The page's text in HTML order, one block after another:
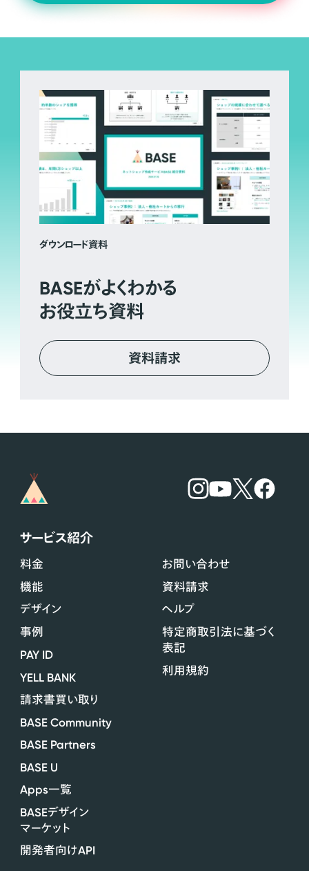
ダウンロード資料
BASEがよくわかる
お役立ち資料
資料請求
サービス紹介
料金
機能
デザイン
事例
PAY ID
YELL BANK
請求書買い取り
BASE Community
BASE Partners
BASE U
Apps一覧
BASEデザイン
マーケット
開発者向けAPI
お問い合わせ
資料請求
ヘルプ
特定商取引法に基づく
表記
利用規約